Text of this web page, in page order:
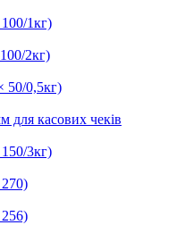
1кг)
2кг)
50/0,5кг)
касових чеків
3кг)